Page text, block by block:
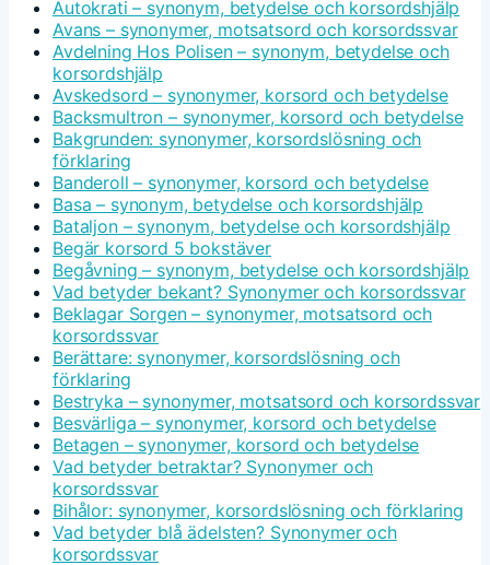
Autokrati – synonym, betydelse och korsordshjälp
Avans – synonymer, motsatsord och korsordssvar
Avdelning Hos Polisen – synonym, betydelse och
korsordshjälp
Avskedsord – synonymer, korsord och betydelse
Backsmultron – synonymer, korsord och betydelse
Bakgrunden: synonymer, korsordslösning och
förklaring
Banderoll – synonymer, korsord och betydelse
Basa – synonym, betydelse och korsordshjälp
Bataljon – synonym, betydelse och korsordshjälp
Begär korsord 5 bokstäver
Begåvning – synonym, betydelse och korsordshjälp
Vad betyder bekant? Synonymer och korsordssvar
Beklagar Sorgen – synonymer, motsatsord och
korsordssvar
Berättare: synonymer, korsordslösning och
förklaring
Bestryka – synonymer, motsatsord och korsordssvar
Besvärliga – synonymer, korsord och betydelse
Betagen – synonymer, korsord och betydelse
Vad betyder betraktar? Synonymer och
korsordssvar
Bihålor: synonymer, korsordslösning och förklaring
Vad betyder blå ädelsten? Synonymer och
korsordssvar